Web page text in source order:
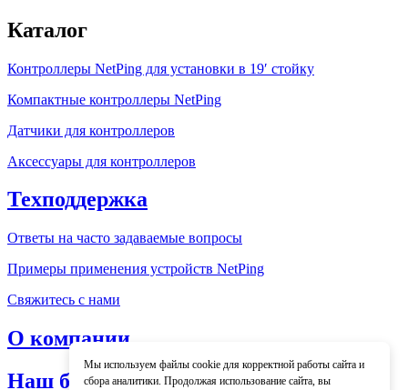
Каталог
Контроллеры NetPing для установки в 19′ стойку
Компактные контроллеры NetPing
Датчики для контроллеров
Аксессуары для контроллеров
Техподдержка
Ответы на часто задаваемые вопросы
Примеры применения устройств NetPing
Свяжитесь с нами
О компании
Наш блог
Мы используем файлы cookie для корректной работы сайта и
сбора аналитики. Продолжая использование сайта, вы